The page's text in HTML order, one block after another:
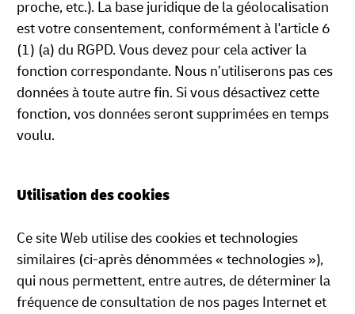
proche, etc.). La base juridique de la géolocalisation
est votre consentement, conformément à l'article 6
(1) (a) du RGPD. Vous devez pour cela activer la
fonction correspondante. Nous n’utiliserons pas ces
données à toute autre fin. Si vous désactivez cette
fonction, vos données seront supprimées en temps
voulu.
Utilisation des cookies
Ce site Web utilise des cookies et technologies
similaires (ci-après dénommées « technologies »),
qui nous permettent, entre autres, de déterminer la
fréquence de consultation de nos pages Internet et